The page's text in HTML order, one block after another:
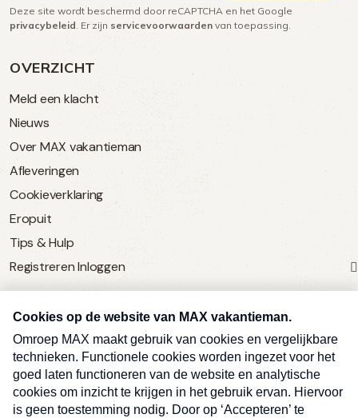
OVERZICHT
Meld een klacht
Nieuws
Over MAX vakantieman
Afleveringen
Cookieverklaring
Eropuit
Tips & Hulp
Registreren Inloggen
SERVICE
Over Omroep MAX
MAX Vandaag
MAX Meldpunt
(Vereist)
Deze site wordt beschermd door reCAPTCHA en het Google
privacybeleid . Er zijn servicevoorwaarden van toepassing.